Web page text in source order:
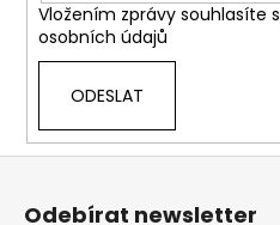
Vložením zprávy souhlasíte s
osobních údajů
ODESLAT
Z
Odebírat newsletter